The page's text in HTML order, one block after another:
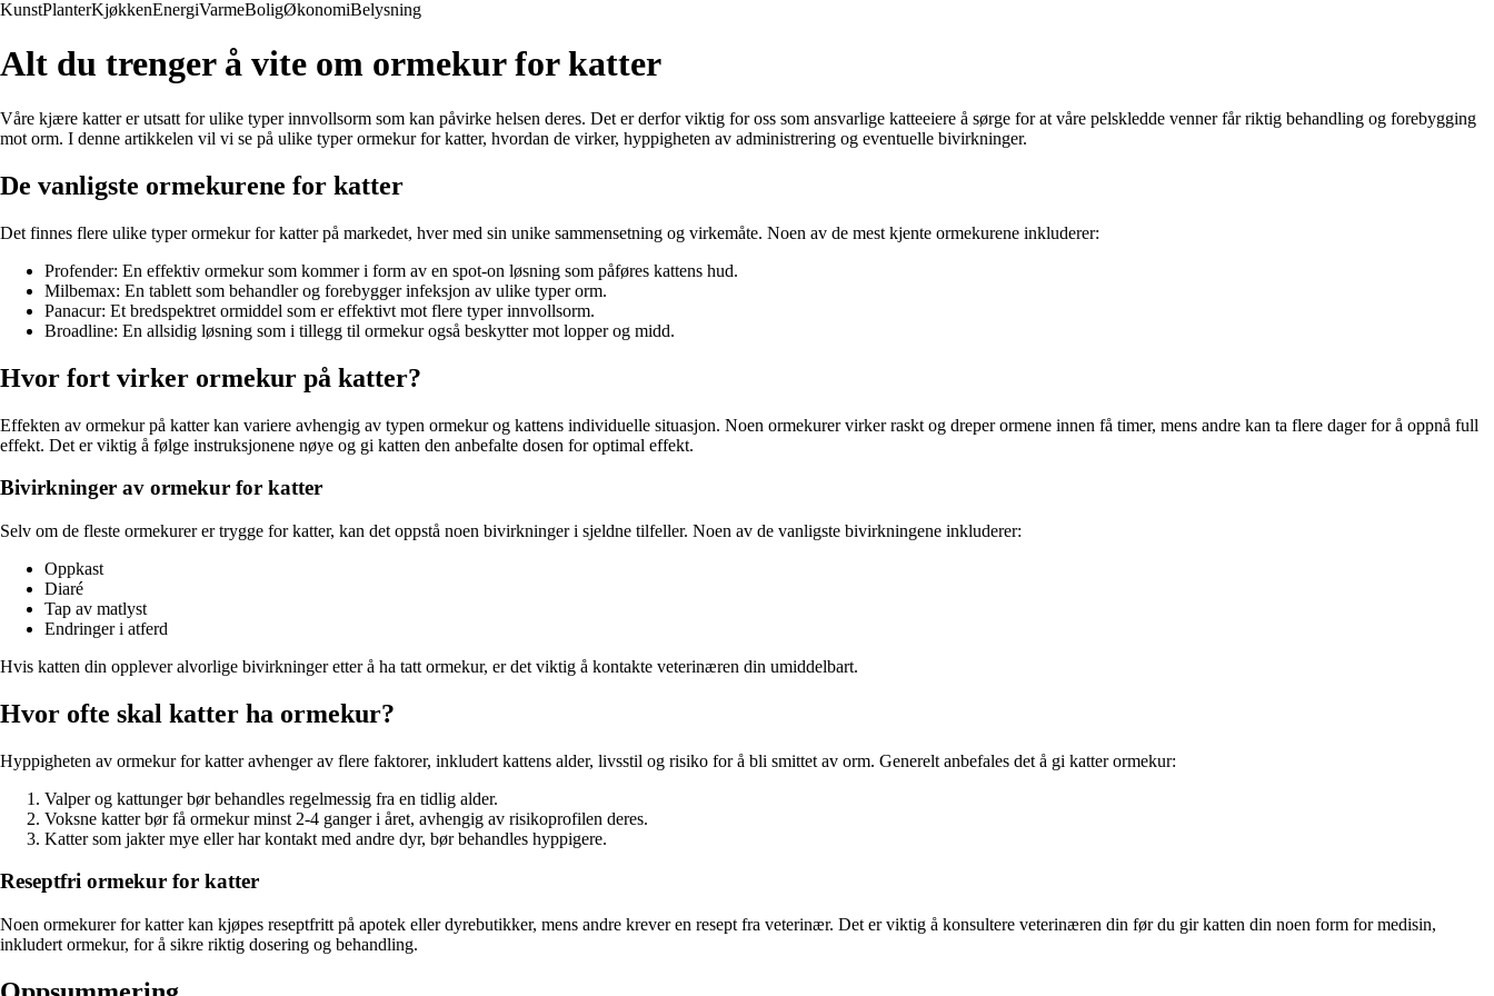
KunstPlanterKjøkkenEnergiVarmeBoligØkonomiBelysning
Alt du trenger å vite om ormekur for katter
Våre kjære katter er utsatt for ulike typer innvollsorm som kan påvirke helsen deres. Det er derfor viktig for oss som ansvarlige katteeiere å sørge for at våre pelskledde venner får riktig behandling og forebygging
mot orm. I denne artikkelen vil vi se på ulike typer ormekur for katter, hvordan de virker, hyppigheten av administrering og eventuelle bivirkninger.
De vanligste ormekurene for katter
Det finnes flere ulike typer ormekur for katter på markedet, hver med sin unike sammensetning og virkemåte. Noen av de mest kjente ormekurene inkluderer:
Profender: En effektiv ormekur som kommer i form av en spot-on løsning som påføres kattens hud.
Milbemax: En tablett som behandler og forebygger infeksjon av ulike typer orm.
Panacur: Et bredspektret ormiddel som er effektivt mot flere typer innvollsorm.
Broadline: En allsidig løsning som i tillegg til ormekur også beskytter mot lopper og midd.
Hvor fort virker ormekur på katter?
Effekten av ormekur på katter kan variere avhengig av typen ormekur og kattens individuelle situasjon. Noen ormekurer virker raskt og dreper ormene innen få timer, mens andre kan ta flere dager for å oppnå full
effekt. Det er viktig å følge instruksjonene nøye og gi katten den anbefalte dosen for optimal effekt.
Bivirkninger av ormekur for katter
Selv om de fleste ormekurer er trygge for katter, kan det oppstå noen bivirkninger i sjeldne tilfeller. Noen av de vanligste bivirkningene inkluderer:
Oppkast
Diaré
Tap av matlyst
Endringer i atferd
Hvis katten din opplever alvorlige bivirkninger etter å ha tatt ormekur, er det viktig å kontakte veterinæren din umiddelbart.
Hvor ofte skal katter ha ormekur?
Hyppigheten av ormekur for katter avhenger av flere faktorer, inkludert kattens alder, livsstil og risiko for å bli smittet av orm. Generelt anbefales det å gi katter ormekur:
Valper og kattunger bør behandles regelmessig fra en tidlig alder.
Voksne katter bør få ormekur minst 2-4 ganger i året, avhengig av risikoprofilen deres.
Katter som jakter mye eller har kontakt med andre dyr, bør behandles hyppigere.
Reseptfri ormekur for katter
Noen ormekurer for katter kan kjøpes reseptfritt på apotek eller dyrebutikker, mens andre krever en resept fra veterinær. Det er viktig å konsultere veterinæren din før du gir katten din noen form for medisin,
inkludert ormekur, for å sikre riktig dosering og behandling.